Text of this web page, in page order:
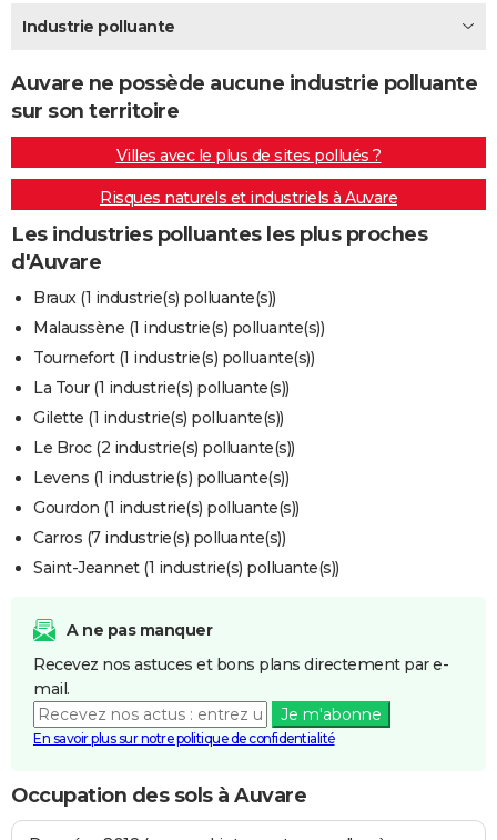
Destinations
City break
Voyage nature
Voyage de noces
Forum
Climat
+PHOTO
GUIDES D'ACHAT
BONS PLANS
CARTE DE VOEUX
Carte de Noël
Carte Bonne année
Carte Saint-Valentin
Carte d'anniversaire
DICTIONNAIRE
Dictionnaire
Biographies
Citations
Expressions
Proverbes
PROGRAMME TV
COPAINS D'AVANT
S'inscrire
Se connecter
Lycées
Collèges
Primaires
Universités
Entreprises
Service militaire
Avis de recherche
FORUM
Bricolage
Lifestyle
Culture
Sport
Auto
Television
Voyage
Cinema
Industrie polluante
Auvare ne possède aucune industrie polluante
sur son territoire
Villes avec le plus de sites pollués ?
Risques naturels et industriels à Auvare
Les industries polluantes les plus proches
d'Auvare
Braux (1 industrie(s) polluante(s))
Malaussène (1 industrie(s) polluante(s))
Tournefort (1 industrie(s) polluante(s))
La Tour (1 industrie(s) polluante(s))
Gilette (1 industrie(s) polluante(s))
Le Broc (2 industrie(s) polluante(s))
Levens (1 industrie(s) polluante(s))
Gourdon (1 industrie(s) polluante(s))
Carros (7 industrie(s) polluante(s))
Saint-Jeannet (1 industrie(s) polluante(s))
A ne pas manquer
Recevez nos astuces et bons plans directement par e-
mail.
Je m'abonne
En savoir plus sur notre politique de confidentialité
Occupation des sols à Auvare